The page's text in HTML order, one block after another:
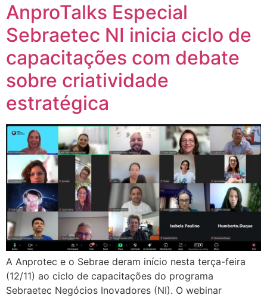
AnproTalks Especial
Sebraetec NI inicia ciclo de
capacitações com debate
sobre criatividade
estratégica
A Anprotec e o Sebrae deram início nesta terça-feira
(12/11) ao ciclo de capacitações do programa
Sebraetec Negócios Inovadores (NI). O webinar